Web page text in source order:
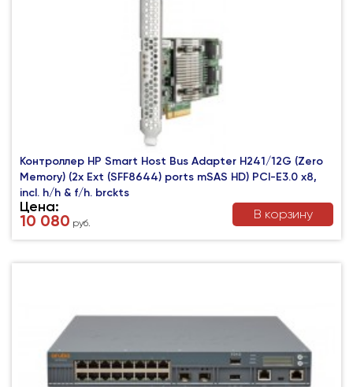
Контроллер HP Smart Host Bus Adapter H241/12G (Zero
Memory) (2x Ext (SFF8644) ports mSAS HD) PCI-E3.0 x8,
incl. h/h & f/h. brckts
Цена:
10 080 руб.
В корзину